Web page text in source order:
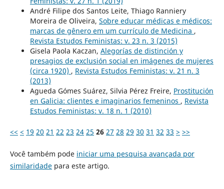
André Filipe dos Santos Leite, Thiago Ranniery
Moreira de Oliveira, Sobre educar médicas e médicos:
marcas de gênero em um currículo de Medicina ,
Revista Estudos Feministas: v. 23 n. 3 (2015)
Gisela Paola Kaczan, Alegorías de distinción y
presagios de exclusión social en imágenes de mujeres
(circa 1920) , Revista Estudos Feministas: v. 21 n. 3
(2013)
Agueda Gómes Suárez, Silvia Pérez Freire, Prostitución
en Galicia: clientes e imaginarios femeninos , Revista
Estudos Feministas: v. 18 n. 1 (2010)
<< < 19 20 21 22 23 24 25 26 27 28 29 30 31 32 33 > >>
Você também pode iniciar uma pesquisa avançada por
similaridadepara este artigo.